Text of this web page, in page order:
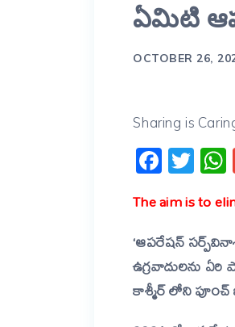
ఏమిటి
OCTOBER 26,
Sharing is
The aim is
‘ఆపరేషన్‌
ఉగ్రవాదులను
కాశ్మీర్ లోని